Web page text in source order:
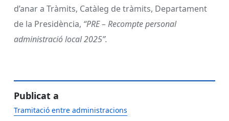
d’anar a Tràmits, Catàleg de tràmits, Departament
de la Presidència, “PRE – Recompte personal
administració local 2025”.
Publicat a
Tramitació entre administracions